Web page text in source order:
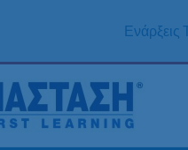
Ενάρξεις